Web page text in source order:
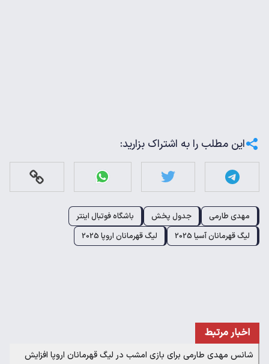
این مطلب را به اشتراک بزارید:
مهدی طارمی جدول پخش
باشگاه فوتبال اینتر
لیگ قهرمانان آسیا 2025
لیگ قهرمانان اروپا 2025
اخبار مرتبط
شانس مهدی طارمی برای بازی امشب در لیگ قهرمانان اروپا افزایش